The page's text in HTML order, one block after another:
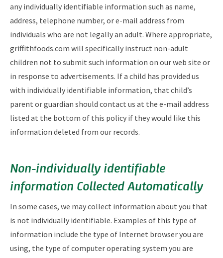
any individually identifiable information such as name,
address, telephone number, or e-mail address from
individuals who are not legally an adult. Where appropriate,
griffithfoods.com will specifically instruct non-adult
children not to submit such information on our web site or
in response to advertisements. If a child has provided us
with individually identifiable information, that child’s
parent or guardian should contact us at the e-mail address
listed at the bottom of this policy if they would like this
information deleted from our records.
Non-individually identifiable
information Collected Automatically
In some cases, we may collect information about you that
is not individually identifiable. Examples of this type of
information include the type of Internet browser you are
using, the type of computer operating system you are